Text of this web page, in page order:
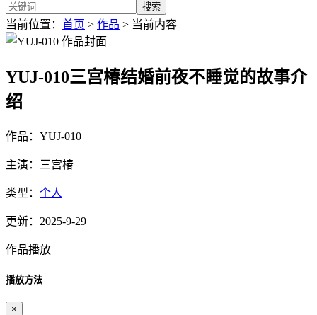
搜索
当前位置： 首页 > 作品 > 当前内容
YUJ-010三宫椿结婚前夜不睡觉的故事介
绍
作品：YUJ-010
主演：三宫椿
类型： 个人
更新：2025-9-29
作品播放
播放方法
×